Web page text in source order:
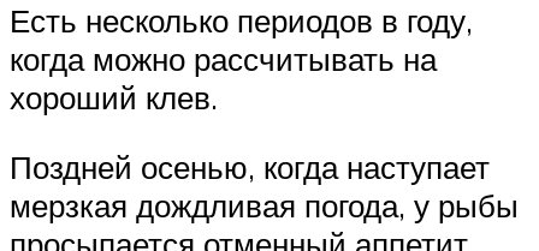
Есть несколько периодов в году,
когда можно рассчитывать на
хороший клев.
Поздней осенью, когда наступает
мерзкая дождливая погода, у рыбы